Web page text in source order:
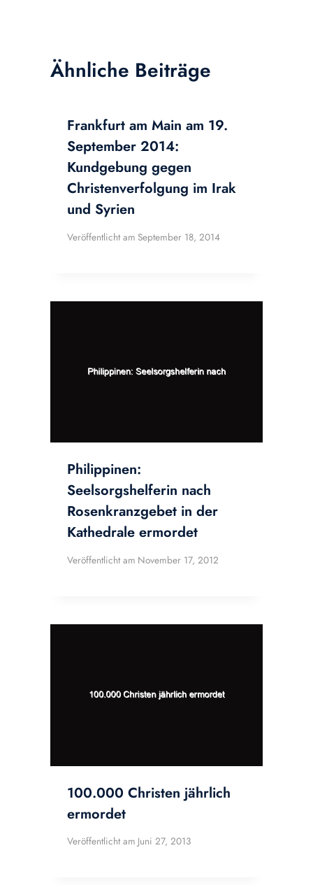
Ähnliche Beiträge
Frankfurt am Main am 19.
September 2014:
Kundgebung gegen
Christenverfolgung im Irak
und Syrien
Veröffentlicht am September 18, 2014
Philippinen:
Seelsorgshelferin nach
Rosenkranzgebet in der
Kathedrale ermordet
Veröffentlicht am November 17, 2012
100.000 Christen jährlich
ermordet
Veröffentlicht am Juni 27, 2013